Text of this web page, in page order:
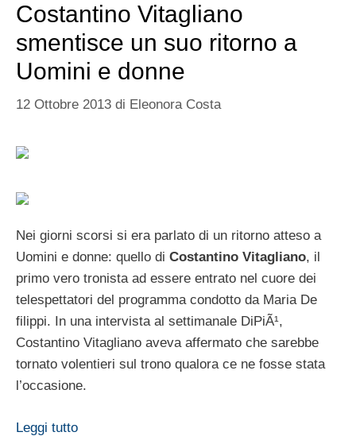
Costantino Vitagliano
smentisce un suo ritorno a
Uomini e donne
12 Ottobre 2013 di Eleonora Costa
Nei giorni scorsi si era parlato di un ritorno atteso a
Uomini e donne: quello di Costantino Vitagliano, il
primo vero tronista ad essere entrato nel cuore dei
telespettatori del programma condotto da Maria De
filippi. In una intervista al settimanale DiPiÃ¹,
Costantino Vitagliano aveva affermato che sarebbe
tornato volentieri sul trono qualora ce ne fosse stata
l’occasione.
Leggi tutto